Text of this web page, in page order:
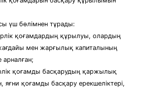
үш бөлімнен тұрады:
қоғамдардың құрылуы, олардың
мен жарғылық капиталының
қоғамды басқарудың қаржылық
яғни қоғамды басқару ерекшеліктері,